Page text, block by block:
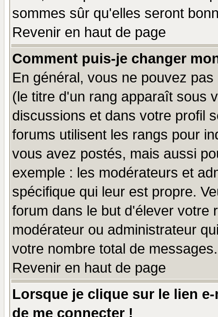
sommes sûr qu'elles seront
Revenir en haut de page
Comment puis-je changer
En général, vous ne pouvez
(le titre d'un rang apparaît sous
discussions et dans votre profil
forums utilisent les rangs pour
vous avez postés, mais aussi
exemple : les modérateurs et
spécifique qui leur est propre.
forum dans le but d'élever votre
modérateur ou administrateur
votre nombre total de messages.
Revenir en haut de page
Lorsque je clique sur le lien
de me connecter !